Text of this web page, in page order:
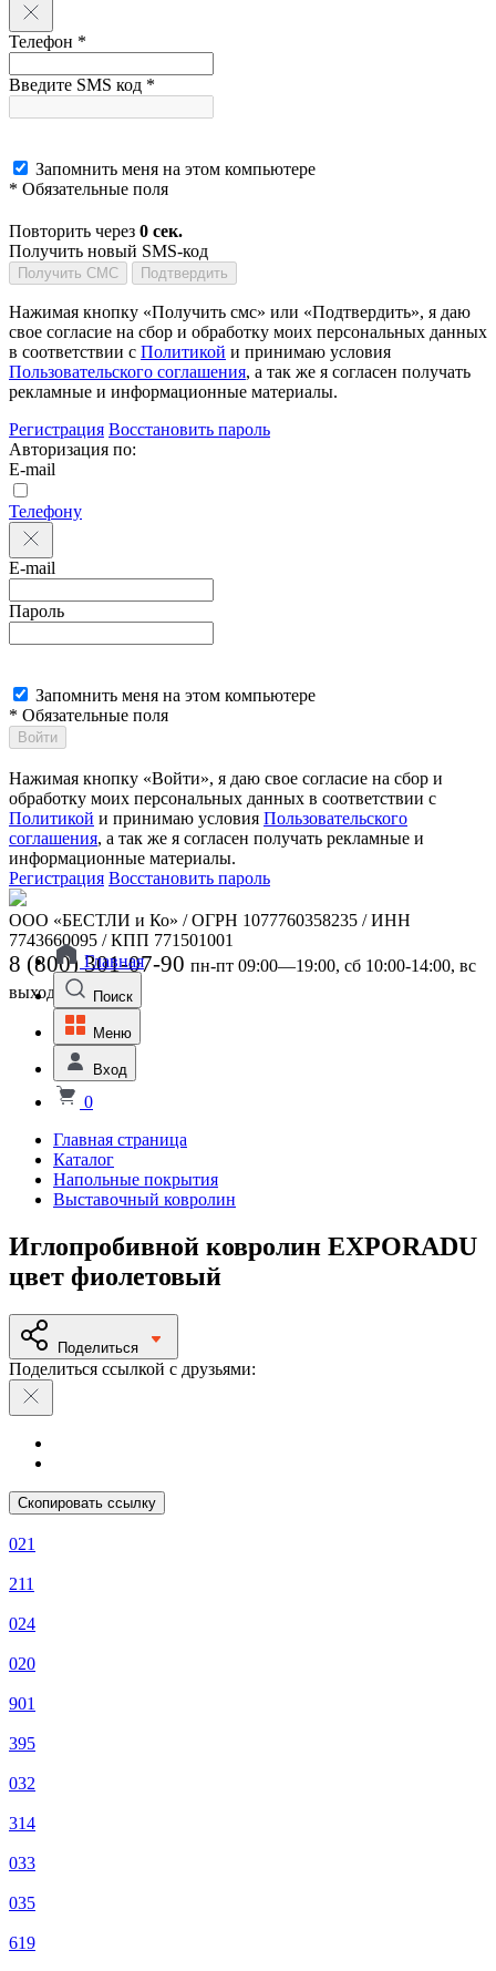
Телефон *
Введите SMS код *
Запомнить меня на этом компьютере
* Обязательные поля
Повторить через 0 сек.
Получить новый SMS-код
Получить СМС Подтвердить
Нажимая кнопку «Получить смс» или «Подтвердить», я даю
свое согласие на сбор и обработку моих персональных данных
в соответствии с Политикой и принимаю условия
Пользовательского соглашения, а так же я согласен получать
рекламные и информационные материалы.
Регистрация Восстановить пароль
Авторизация по:
E-mail
Телефону
E-mail
Пароль
Запомнить меня на этом компьютере
* Обязательные поля
Войти
Нажимая кнопку «Войти», я даю свое согласие на сбор и
обработку моих персональных данных в соответствии с
Политикой и принимаю условия Пользовательского
соглашения, а так же я согласен получать рекламные и
информационные материалы.
Регистрация Восстановить пароль
ООО «БЕСТЛИ и Ко» / ОГРН 1077760358235 / ИНН
7743660095 / КПП 771501001
8 (800) 301-07-90 пн-пт 09:00—19:00, сб 10:00-14:00, вс
выходной
Главная
Поиск
Меню
Вход
0
Главная страница
Каталог
Напольные покрытия
Выставочный ковролин
Иглопробивной ковролин EXPORADU
цвет фиолетовый
Поделиться
Поделиться ссылкой с друзьями:
Скопировать ссылку
021
211
024
020
901
395
032
314
033
035
619